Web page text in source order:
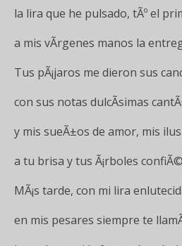
la lira que he pulsado, tÃº el
a mis vÃ­rgenes manos la
Tus pÃ¡jaros me dieron sus
con sus notas dulcÃ­simas
y mis sueÃ±os de amor, mis
a tu brisa y tus Ã¡rboles
MÃ¡s tarde, con mi lira
en mis pesares siempre te